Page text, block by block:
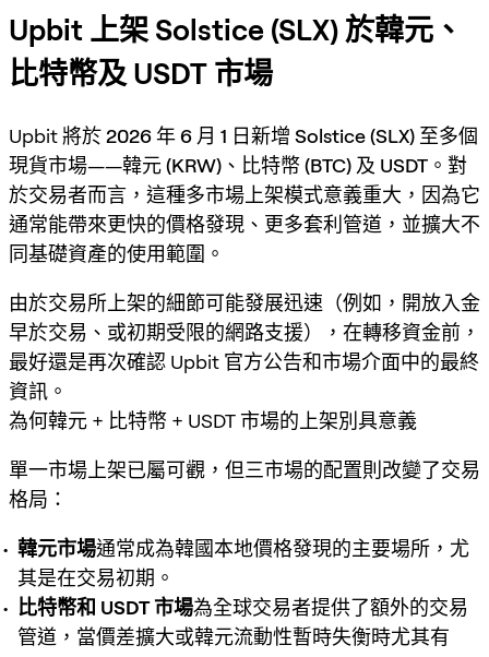
Upbit 上架 Solstice (SLX) 於韓元、
比特幣及 USDT 市場
Upbit 將於2026 年 6 月 1 日新增 Solstice (SLX) 至多個
現貨市場——韓元 (KRW) 、 比特幣 (BTC) 及 USDT 。對
於交易者而言，這種多市場上架模式意義重大，因為它
通常能帶來更快的價格發現、更多套利管道，並擴大不
同基礎資產的使用範圍。
由於交易所上架的細節可能發展迅速（例如，開放入金
早於交易、或初期受限的網路支援），在轉移資金前，
最好還是再次確認 Upbit 官方公告和市場介面中的最終
資訊。
為何韓元 + 比特幣 + USDT 市場的上架別具意義
單一市場上架已屬可觀，但三市場的配置則改變了交易
格局：
韓元市場通常成為韓國本地價格發現的主要場所，尤
其是在交易初期。
比特幣和 USDT 市場為全球交易者提供了額外的交易
管道，當價差擴大或韓元流動性暫時失衡時尤其有